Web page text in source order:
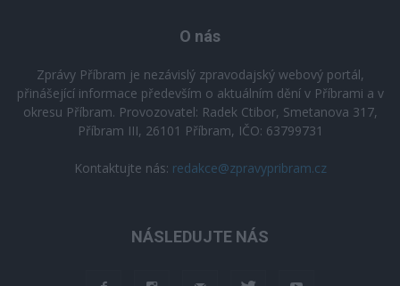
O nás
Zprávy Příbram je nezávislý zpravodajský webový portál,
přinášející informace především o aktuálním dění v Příbrami a v
okresu Příbram. Provozovatel: Radek Ctibor, Smetanova 317,
Příbram III, 26101 Příbram, IČO: 63799731
Kontaktujte nás: redakce@zpravypribram.cz
NÁSLEDUJTE NÁS